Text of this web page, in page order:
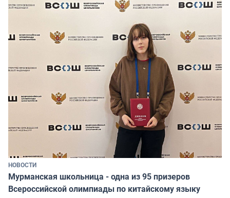
НОВОСТИ
Мурманская школьница - одна из 95 призеров
Всероссийской олимпиады по китайскому языку